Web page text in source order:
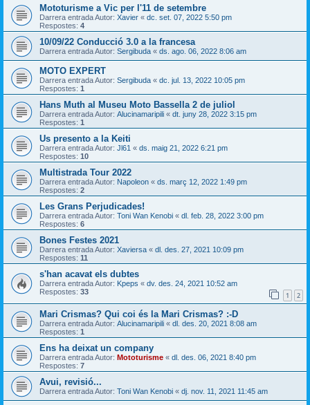
Mototurisme a Vic per l'11 de setembre
Darrera entrada Autor: Xavier « dc. set. 07, 2022 5:50 pm
Respostes: 4
10/09/22 Conducció 3.0 a la francesa
Darrera entrada Autor: Sergibuda « ds. ago. 06, 2022 8:06 am
MOTO EXPERT
Darrera entrada Autor: Sergibuda « dc. jul. 13, 2022 10:05 pm
Respostes: 1
Hans Muth al Museu Moto Bassella 2 de juliol
Darrera entrada Autor: Alucinamaripili « dt. juny 28, 2022 3:15 pm
Respostes: 1
Us presento a la Keiti
Darrera entrada Autor: Jl61 « ds. maig 21, 2022 6:21 pm
Respostes: 10
Multistrada Tour 2022
Darrera entrada Autor: Napoleon « ds. març 12, 2022 1:49 pm
Respostes: 2
Les Grans Perjudicades!
Darrera entrada Autor: Toni Wan Kenobi « dl. feb. 28, 2022 3:00 pm
Respostes: 6
Bones Festes 2021
Darrera entrada Autor: Xaviersa « dl. des. 27, 2021 10:09 pm
Respostes: 11
s'han acavat els dubtes
Darrera entrada Autor: Kpeps « dv. des. 24, 2021 10:52 am
Respostes: 33 1 2
Mari Crismas? Qui coi és la Mari Crismas? :-D
Darrera entrada Autor: Alucinamaripili « dl. des. 20, 2021 8:08 am
Respostes: 1
Ens ha deixat un company
Darrera entrada Autor: Mototurisme « dl. des. 06, 2021 8:40 pm
Respostes: 7
Avui, revisió...
Darrera entrada Autor: Toni Wan Kenobi « dj. nov. 11, 2021 11:45 am